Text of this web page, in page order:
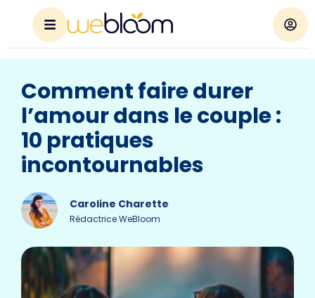
Comment faire durer
l’amour dans le couple :
10 pratiques
incontournables
Caroline Charette
Rédactrice WeBloom